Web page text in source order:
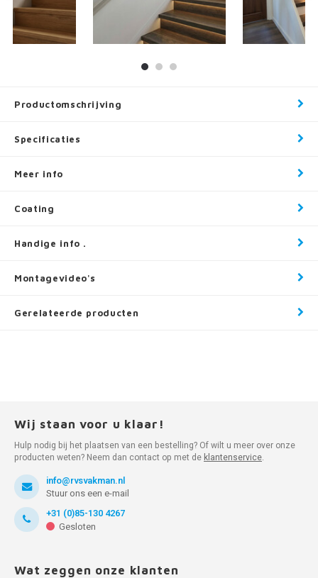
Productomschrijving
Specificaties
Meer info
Coating
Handige info .
Montagevideo's
Gerelateerde producten
Wij staan voor u klaar!
Hulp nodig bij het plaatsen van een bestelling? Of wilt u meer over onze
producten weten? Neem dan contact op met de klantenservice.
info@rvsvakman.nl
Stuur ons een e-mail
+31 (0)85-130 4267
Gesloten
Wat zeggen onze klanten